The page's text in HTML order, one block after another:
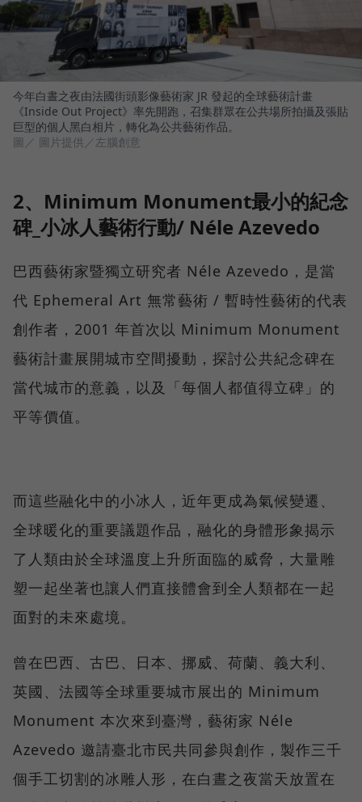
今年白晝之夜由法國街頭影像藝術家 JR 發起的全球藝術計畫
《Inside Out Project》率先開跑，召集群眾在公共場所拍攝及張貼
巨型的個人黑白相片，轉化為公共藝術作品。
圖／ 圖片提供／左腦創意
2、Minimum Monument最小的紀念
碑_小冰人藝術行動/ Néle Azevedo
巴西藝術家暨獨立研究者 Néle Azevedo，是當
代 Ephemeral Art 無常藝術 / 暫時性藝術的代表
創作者，2001 年首次以 Minimum Monument
藝術計畫展開城市空間擾動，探討公共紀念碑在
當代城市的意義，以及「每個人都值得立碑」的
平等價值。
而這些融化中的小冰人，近年更成為氣候變遷、
全球暖化的重要議題作品，融化的身體形象揭示
了人類由於全球溫度上升所面臨的威脅，大量雕
塑一起坐著也讓人們直接體會到全人類都在一起
面對的未來處境。
曾在巴西、古巴、日本、挪威、荷蘭、義大利、
英國、法國等全球重要城市展出的 Minimum
Monument 本次來到臺灣，藝術家 Néle
Azevedo 邀請臺北市民共同參與創作，製作三千
個手工切割的冰雕人形，在白晝之夜當天放置在